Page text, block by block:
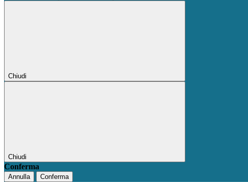
Chiudi
Chiudi
Conferma
Annulla Conferma